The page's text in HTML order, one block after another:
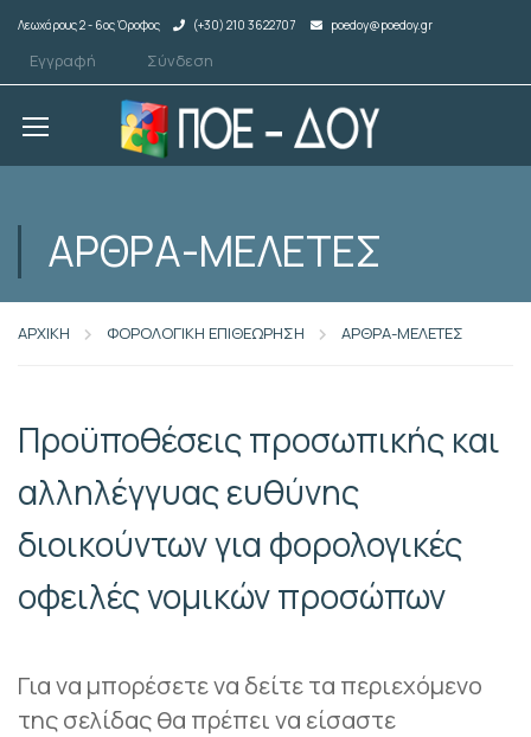
Λεωχάρους 2 - 6ος Όροφος (+30) 210 3622707 poedoy@poedoy.gr
Εγγραφή Σύνδεση
ΑΡΘΡΑ-ΜΕΛΕΤΕΣ
ΑΡΧΙΚΗ ΦΟΡΟΛΟΓΙΚΗ ΕΠΙΘΕΩΡΗΣΗ ΑΡΘΡΑ-ΜΕΛΕΤΕΣ
Προϋποθέσεις προσωπικής και
αλληλέγγυας ευθύνης
διοικούντων για φορολογικές
οφειλές νομικών προσώπων
Για να μπορέσετε να δείτε τα περιεχόμενο
της σελίδας θα πρέπει να είσαστε